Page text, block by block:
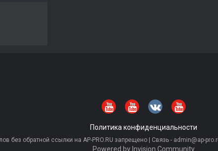
Политика конфиденциальности
без обратной ссылки на AP-PRO.RU запрещено | Связь - admin@ap-
Powered by Invision Community